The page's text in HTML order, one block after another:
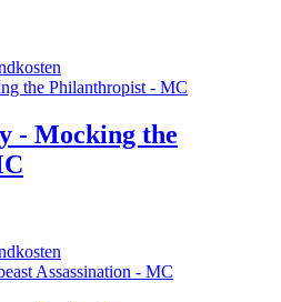
- Mocking the